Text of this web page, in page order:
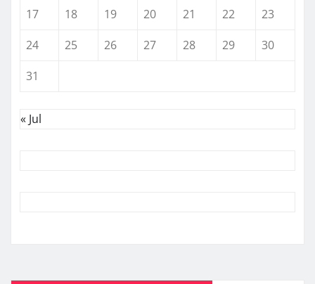
17 18 19 20 21 22
23
24
25 26 27 28 29
30
31
« Jul